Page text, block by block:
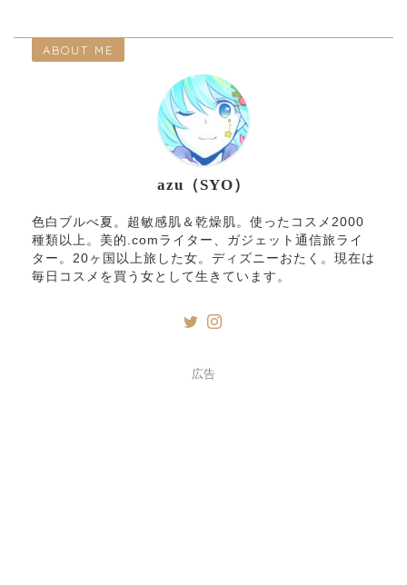
ABOUT ME
azu（SYO）
色白ブルべ夏。超敏感肌＆乾燥肌。使ったコスメ2000
種類以上。美的.comライター、ガジェット通信旅ライ
ター。20ヶ国以上旅した女。ディズニーおたく。現在は
毎日コスメを買う女として生きています。
広告